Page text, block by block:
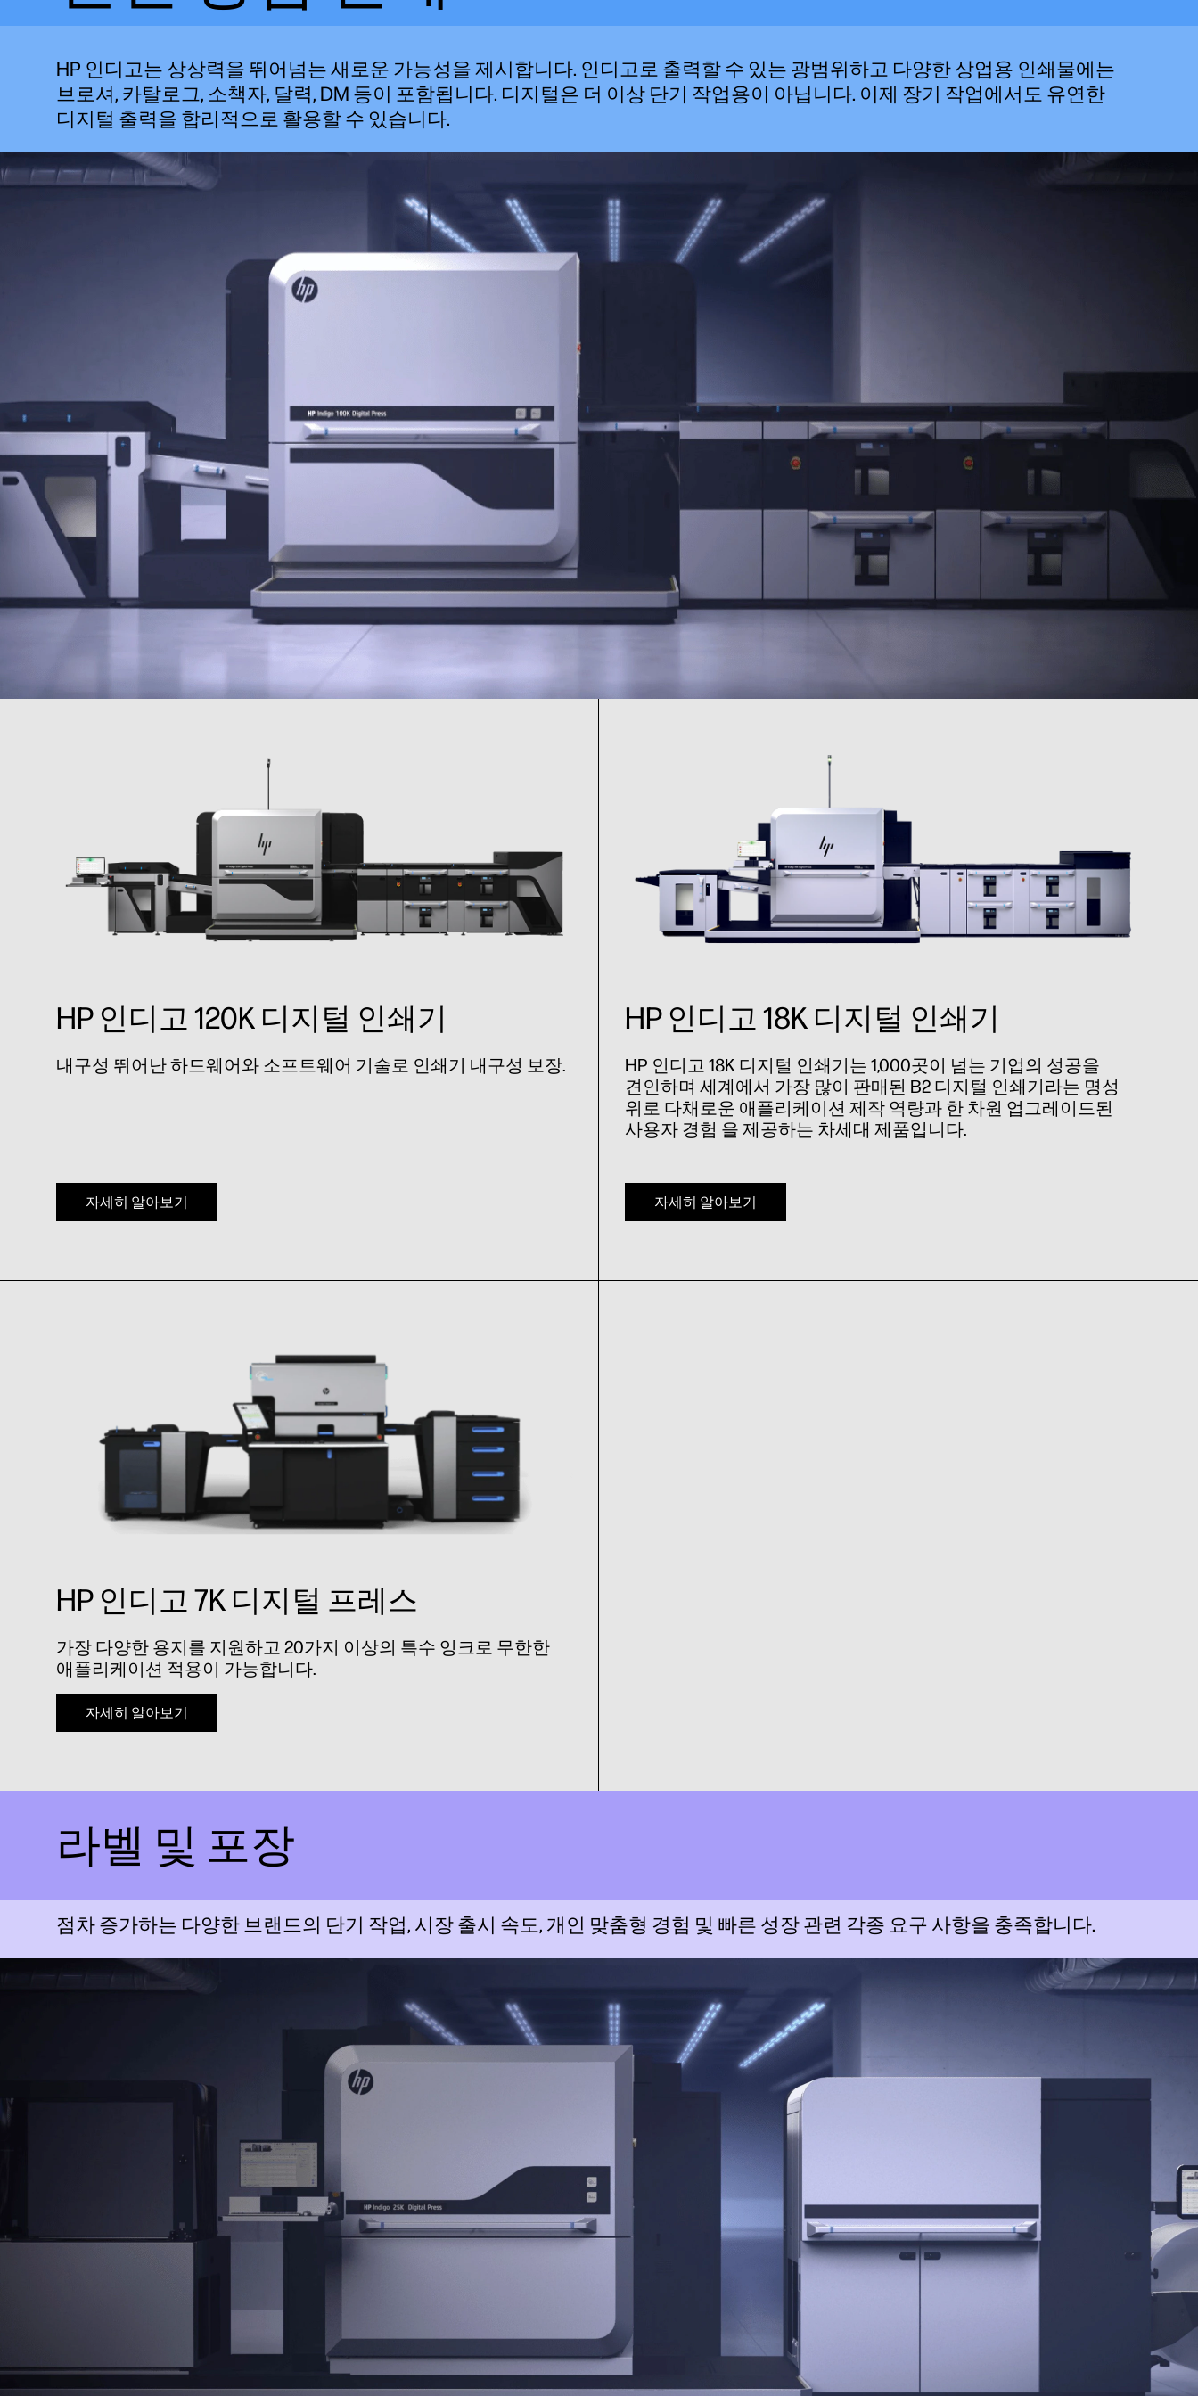
HP 인디고는 상상력을 뛰어넘는 새로운 가능성을 제시합니다. 인디고로 출력할 수 있는 광범위하고 다양한 상업용 인쇄물에는
브로셔, 카탈로그, 소책자, 달력, DM 등이 포함됩니다. 디지털은 더 이상 단기 작업용이 아닙니다. 이제 장기 작업에서도 유연한
디지털 출력을 합리적으로 활용할 수 있습니다.
HP 인디고 120K 디지털 인쇄기
내구성 뛰어난 하드웨어와 소프트웨어 기술로 인쇄기 내구성 보장.
자세히 알아보기
HP 인디고 18K 디지털 인쇄기
HP 인디고 18K 디지털 인쇄기는 1,000곳이 넘는 기업의 성공을
견인하며 세계에서 가장 많이 판매된 B2 디지털 인쇄기라는 명성
위로 다채로운 애플리케이션 제작 역량과 한 차원 업그레이드된
사용자 경험 을 제공하는 차세대 제품입니다.
자세히 알아보기
HP 인디고 7K 디지털 프레스
가장 다양한 용지를 지원하고 20가지 이상의 특수 잉크로 무한한
애플리케이션 적용이 가능합니다.
자세히 알아보기
라벨 및 포장
점차 증가하는 다양한 브랜드의 단기 작업, 시장 출시 속도, 개인 맞춤형 경험 및 빠른 성장 관련 각종 요구 사항을 충족합니다.